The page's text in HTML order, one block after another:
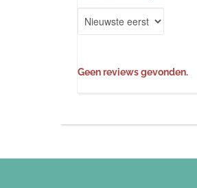
Geen reviews gevonden.